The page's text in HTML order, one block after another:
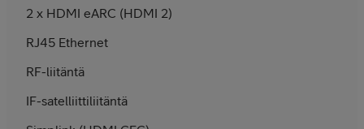
2 x HDMI eARC (HDMI 2)
RJ45 Ethernet
RF-liitäntä
IF-satelliittiliitäntä